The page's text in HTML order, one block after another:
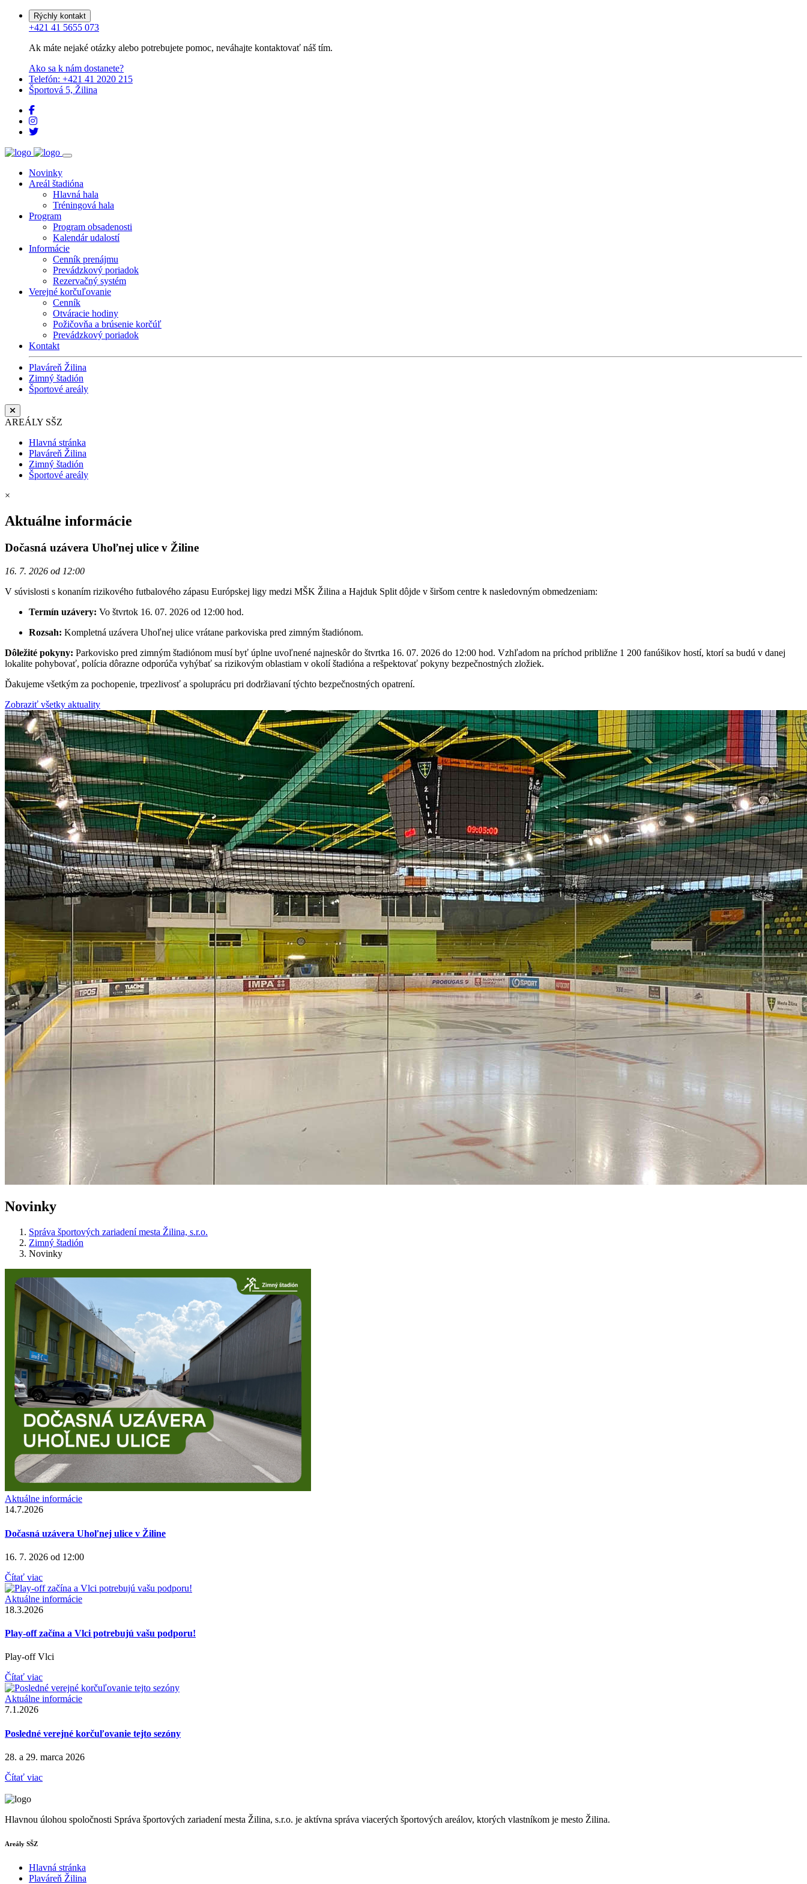
Rýchly kontakt
+421 41 5655 073
Ak máte nejaké otázky alebo potrebujete pomoc, neváhajte kontaktovať náš tím.
Ako sa k nám dostanete?
Telefón: +421 41 2020 215
Športová 5, Žilina
Novinky
Areál štadióna
Hlavná hala
Tréningová hala
Program
Program obsadenosti
Kalendár udalostí
Informácie
Cenník prenájmu
Prevádzkový poriadok
Rezervačný systém
Verejné korčuľovanie
Cenník
Otváracie hodiny
Požičovňa a brúsenie korčúľ
Prevádzkový poriadok
Kontakt
Plaváreň Žilina
Zimný štadión
Športové areály
AREÁLY SŠZ
Hlavná stránka
Plaváreň Žilina
Zimný štadión
Športové areály
×
Aktuálne informácie
Dočasná uzávera Uhoľnej ulice v Žiline
16. 7. 2026 od 12:00
V súvislosti s konaním rizikového futbalového zápasu Európskej ligy medzi MŠK Žilina a Hajduk Split dôjde v širšom centre k nasledovným obmedzeniam:
Termín uzávery: Vo štvrtok 16. 07. 2026 od 12:00 hod.
Rozsah: Kompletná uzávera Uhoľnej ulice vrátane parkoviska pred zimným štadiónom.
Dôležité pokyny: Parkovisko pred zimným štadiónom musí byť úplne uvoľnené najneskôr do štvrtka 16. 07. 2026 do 12:00 hod. Vzhľadom na príchod približne 1 200 fanúšikov hostí, ktorí sa budú v danej
lokalite pohybovať, polícia dôrazne odporúča vyhýbať sa rizikovým oblastiam v okolí štadióna a rešpektovať pokyny bezpečnostných zložiek.
Ďakujeme všetkým za pochopenie, trpezlivosť a spoluprácu pri dodržiavaní týchto bezpečnostných opatrení.
Zobraziť všetky aktuality
Novinky
Správa športových zariadení mesta Žilina, s.r.o.
Zimný štadión
Novinky
Aktuálne informácie
14.7.2026
Dočasná uzávera Uhoľnej ulice v Žiline
16. 7. 2026 od 12:00
Čítať viac
Aktuálne informácie
18.3.2026
Play-off začína a Vlci potrebujú vašu podporu!
Play-off Vlci
Čítať viac
Aktuálne informácie
7.1.2026
Posledné verejné korčuľovanie tejto sezóny
28. a 29. marca 2026
Čítať viac
Hlavnou úlohou spoločnosti Správa športových zariadení mesta Žilina, s.r.o. je aktívna správa viacerých športových areálov, ktorých vlastníkom je mesto Žilina.
Areály SŠZ
Hlavná stránka
Plaváreň Žilina